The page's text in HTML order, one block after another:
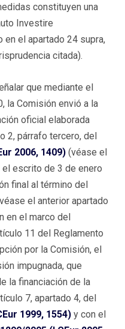
constituyen una
Investire
el apartado 24 supra,
citada).
que mediante el
la Comisión envió a la
oficial elaborada
2, párrafo tercero, del
2006, 1409) (véase el
el escrito de 3 de enero
final al término del
el anterior apartado
en el marco del
11 del Reglamento
por la Comisión, el
impugnada, que
la financiación de la
7, apartado 4, del
1999, 1554) y con el